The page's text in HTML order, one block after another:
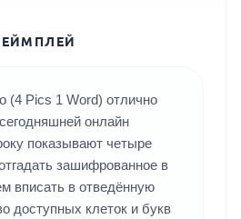
(4 Pics 1 Word) отлично
онлайн
показывают четыре
зашифрованное в
вписать в отведённую
доступных клеток и букв